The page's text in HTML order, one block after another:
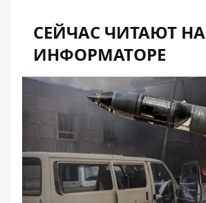
СЕЙЧАС ЧИТАЮТ НА
ИНФОРМАТОРЕ